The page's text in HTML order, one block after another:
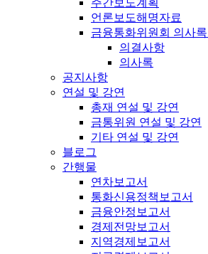
주간보도계획
언론보도해명자료
금융통화위원회 의사
의결사항
의사록
공지사항
연설 및 강연
총재 연설 및 강연
금통위원 연설 및 강연
기타 연설 및 강연
블로그
간행물
연차보고서
통화신용정책보고서
금융안정보고서
경제전망보고서
지역경제보고서